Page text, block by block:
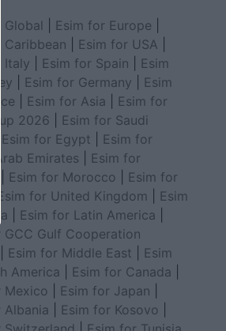
Global Esim for Europe
Caribbean
Esim for USA
Italy
Esim for Spain
Esim
Esim for Germany
Esim
Esim for Asia
Esim for
2026
Esim for Saudi
Esim for Egypt
Esim for
Emirates
Esim for
Esim for Morocco
Esim for
Esim for United Kingdom
Esim
Esim for Latin America
GCC Gulf Cooperation
Esim for Middle East
Esim
America
Esim for Canada
Mexico
Esim for Japan
Albania
Esim for Kosovo